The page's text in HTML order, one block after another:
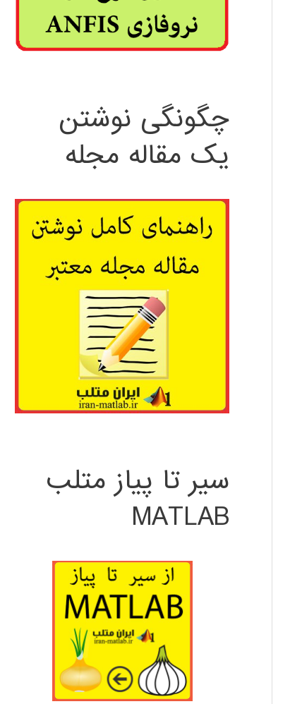
چگونگی نوشتن
یک مقاله مجله
سیر تا پیاز متلب
MATLAB